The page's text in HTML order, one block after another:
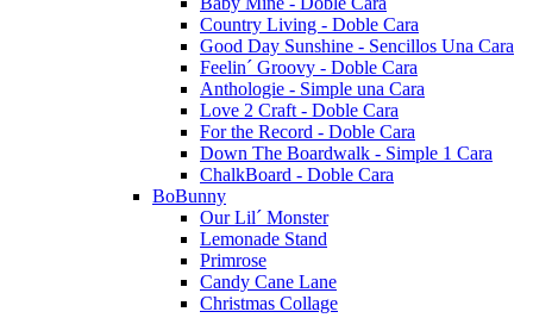
Country Living - Doble Cara
Good Day Sunshine - Sencillos Una Cara
Feelin´ Groovy - Doble Cara
Anthologie - Simple una Cara
Love 2 Craft - Doble Cara
For the Record - Doble Cara
Down The Boardwalk - Simple 1 Cara
ChalkBoard - Doble Cara
BoBunny
Our Lil´ Monster
Lemonade Stand
Primrose
Candy Cane Lane
Christmas Collage